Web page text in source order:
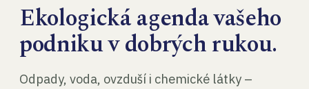
Ekologická agenda vašeho
podniku v dobrých rukou.
Odpady, voda, ovzduší i chemické látky –